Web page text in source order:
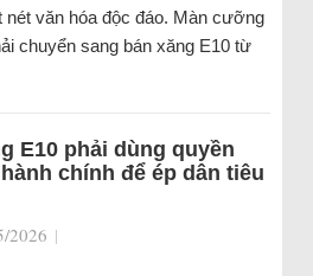
văn hóa độc đáo. Màn cưỡng
chuyển sang bán xăng E10 từ
E10 phải dùng quyền
chính để ép dân tiêu
2026 |